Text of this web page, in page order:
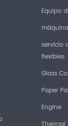
Equipo
servicio
flexibles
Glass
Paper
Engine